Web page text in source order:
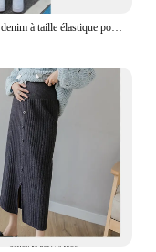
Jupes en denim à taille élastique pour femmes enceintes, vêtements décontractés pour le ventre, fentes latérales, mode coréenne d'automne, 9059 #